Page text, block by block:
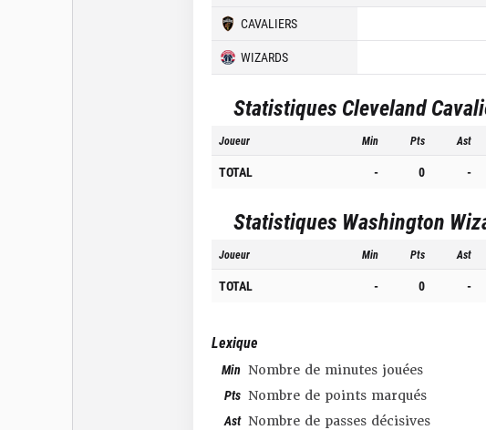
CAVALIERS
WIZARDS
Statistiques Cleveland
Joueur Min Pts Ast
TOTAL - 0 -
Statistiques Washington
Joueur Min Pts Ast
TOTAL - 0 -
Lexique
Min Nombre de minutes jouées
Pts Nombre de points marqués
Ast Nombre de passes décisives